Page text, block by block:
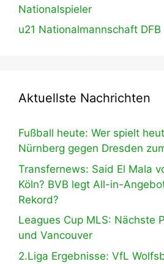
Nationalspieler
u21 Nationalmannschaft DFB
Aktuellste Nachrichten
Fußball heute: Wer spielt
Nürnberg gegen Dresden
Transfernews: Said El Mala
Köln? BVB legt All-in-
Rekord?
Leagues Cup MLS: Nächste
und Vancouver
2.Liga Ergebnisse: VfL